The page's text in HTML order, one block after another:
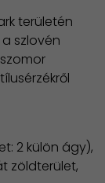
területén
szlovén
2 külön ágy),
zöldterület,